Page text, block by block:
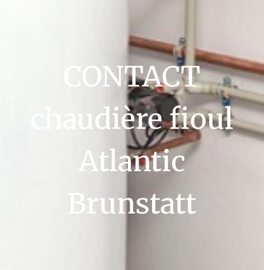
CONTACT
chaudière fioul
Atlantic
Brunstatt